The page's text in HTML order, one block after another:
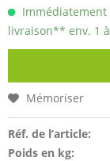
livraison** env. 1
Mémoriser
Réf. de l’article:
Poids en kg: